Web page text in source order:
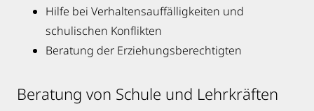
Hilfe bei Verhaltensauffälligkeiten und
schulischen Konflikten
Beratung der Erziehungsberechtigten
Beratung von Schule und Lehrkräften